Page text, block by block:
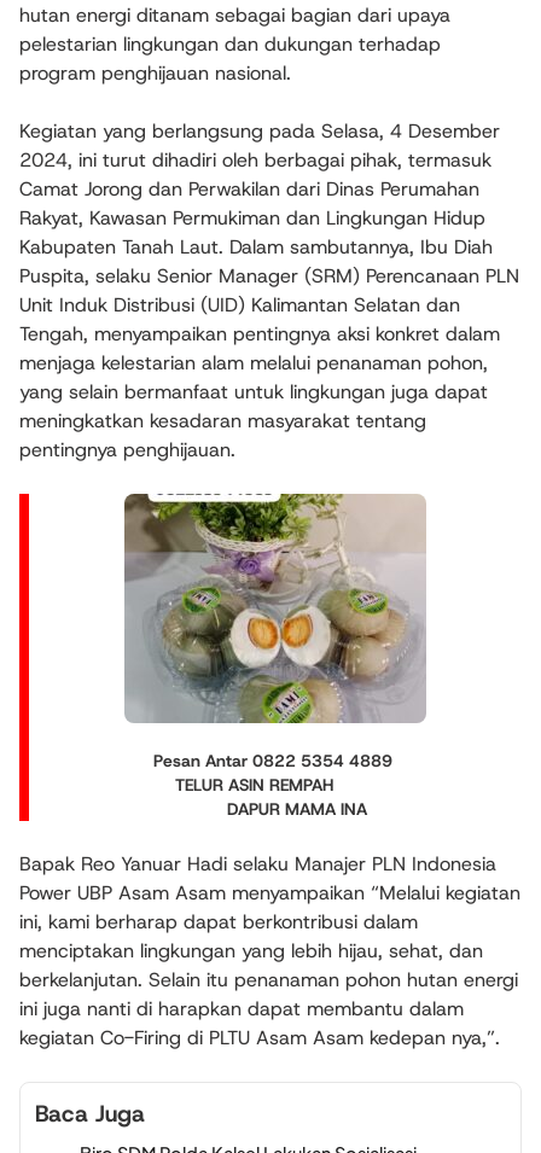
hutan energi ditanam sebagai bagian dari upaya
pelestarian lingkungan dan dukungan terhadap
program penghijauan nasional.
Kegiatan yang berlangsung pada Selasa, 4 Desember
2024, ini turut dihadiri oleh berbagai pihak, termasuk
Camat Jorong dan Perwakilan dari Dinas Perumahan
Rakyat, Kawasan Permukiman dan Lingkungan Hidup
Kabupaten Tanah Laut. Dalam sambutannya, Ibu Diah
Puspita, selaku Senior Manager (SRM) Perencanaan PLN
Unit Induk Distribusi (UID) Kalimantan Selatan dan
Tengah, menyampaikan pentingnya aksi konkret dalam
menjaga kelestarian alam melalui penanaman pohon,
yang selain bermanfaat untuk lingkungan juga dapat
meningkatkan kesadaran masyarakat tentang
pentingnya penghijauan.
Pesan Antar 0822 5354 4889
TELUR ASIN REMPAH
DAPUR MAMA INA
Bapak Reo Yanuar Hadi selaku Manajer PLN Indonesia
Power UBP Asam Asam menyampaikan “Melalui kegiatan
ini, kami berharap dapat berkontribusi dalam
menciptakan lingkungan yang lebih hijau, sehat, dan
berkelanjutan. Selain itu penanaman pohon hutan energi
ini juga nanti di harapkan dapat membantu dalam
kegiatan Co-Firing di PLTU Asam Asam kedepan nya,”.
Baca Juga